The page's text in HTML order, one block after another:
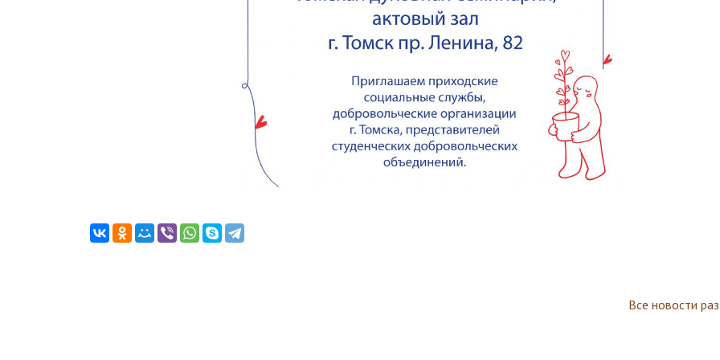
Все новости